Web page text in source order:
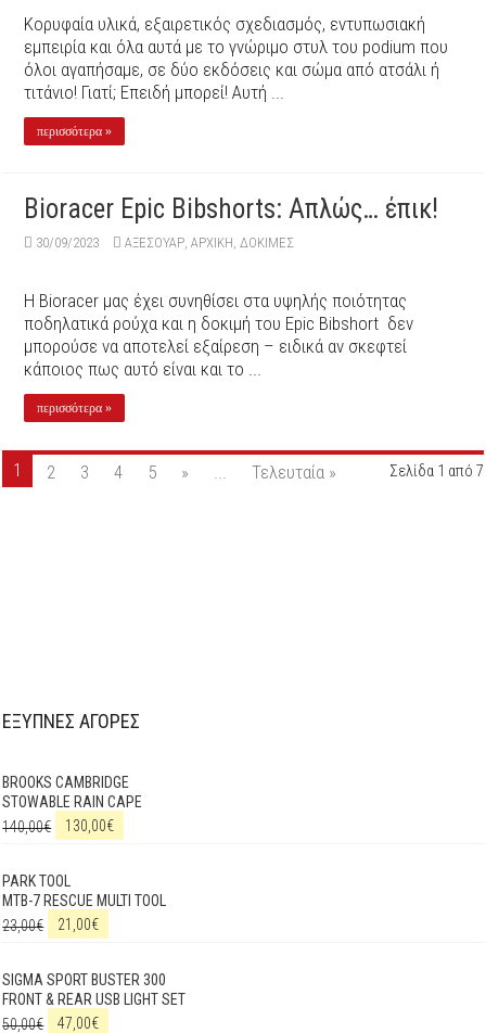
Κορυφαία υλικά, εξαιρετικός σχεδιασμός, εντυπωσιακή
εμπειρία και όλα αυτά με το γνώριμο στυλ του podium που
όλοι αγαπήσαμε, σε δύο εκδόσεις και σώμα από ατσάλι ή
τιτάνιο! Γιατί; Επειδή μπορεί! Αυτή ...
περισσότερα »
Bioracer Epic Bibshorts: Aπλώς… έπικ!
30/09/2023 ΑΞΕΣΟΥΆΡ ,ΑΡΧΙΚΉ ΔΟΚΙΜΕΣ
Η Bioracer μας έχει συνηθίσει στα υψηλής ποιότητας
ποδηλατικά ρούχα και η δοκιμή του Epic Bibshort δεν
μπορούσε να αποτελεί εξαίρεση – ειδικά αν σκεφτεί
κάποιος πως αυτό είναι και το ...
περισσότερα »
Σελίδα 1 από 7
1 2 3 4 5 » Τελευταία »
ΕΞΥΠΝΕΣ ΑΓΟΡΕΣ
BROOKS CAMBRIDGE
STOWABLE RAIN CAPE
140,00€ 130,00€
PARK TOOL
MTB-7 RESCUE MULTI TOOL
23,00€ 21,00€
SIGMA SPORT BUSTER 300
FRONT & REAR USB LIGHT SET
50,00€ 47,00€